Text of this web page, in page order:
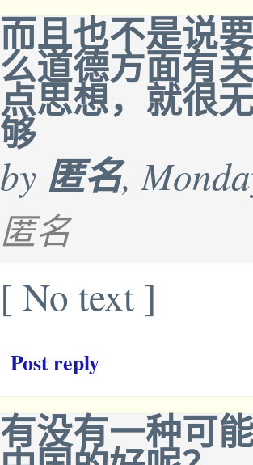
而且也不是说
么道德方面有
点思想，就很
够
by 匿名,
匿名
[ No text ]
Post reply
有没有一种可